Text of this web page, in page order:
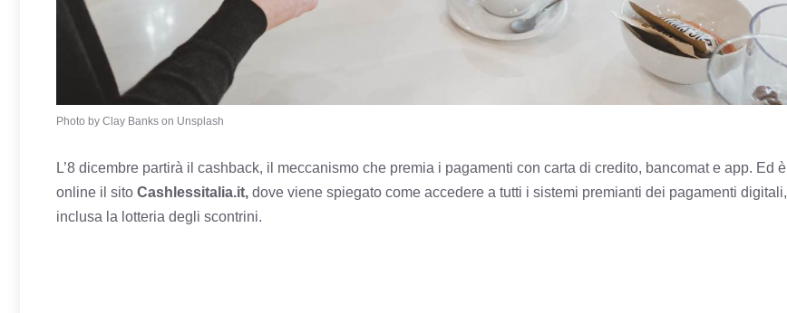
Photo by Clay Banks on Unsplash
L’8 dicembre partirà il cashback, il meccanismo che premia i pagamenti con carta di credito, bancomat e app. Ed è
online il sito Cashlessitalia.it, dove viene spiegato come accedere a tutti i sistemi premianti dei pagamenti digitali,
inclusa la lotteria degli scontrini.